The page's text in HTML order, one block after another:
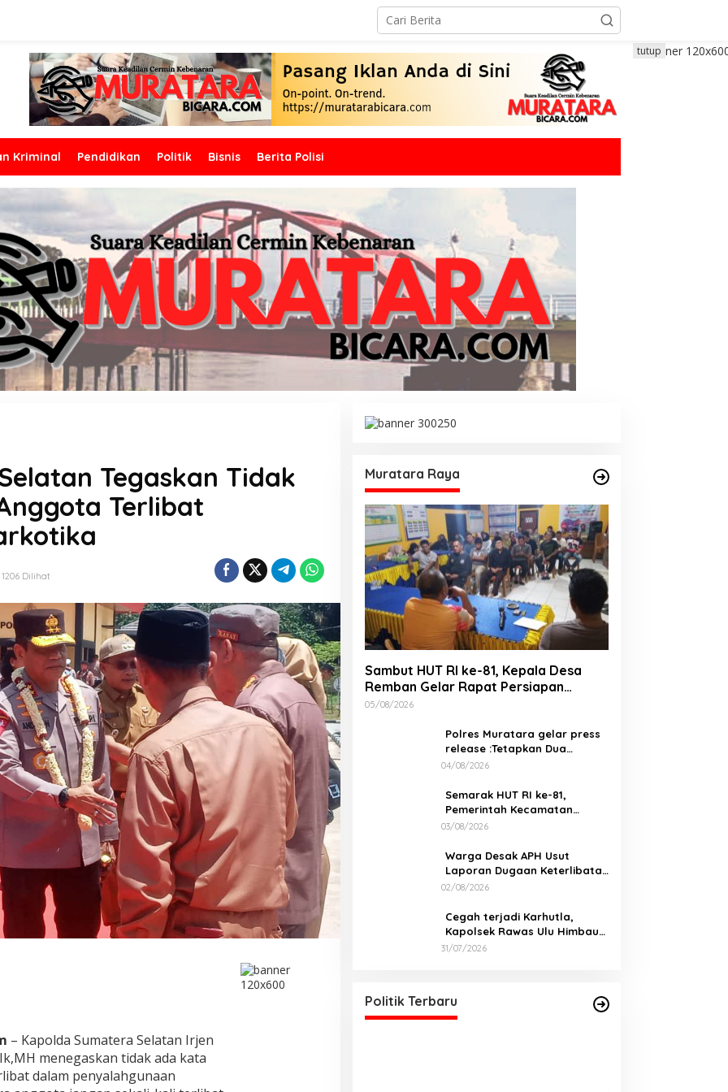
Kriminal Pendidikan Politik Bisnis Berita Polisi
tutup
Tegaskan Tidak
Terlibat
1206 Dilihat
– Kapolda Sumatera Selatan Irjen
menegaskan tidak ada kata
dalam penyalahgunaan
Muratara Raya
Sambut HUT RI ke-81, Kepala Desa
Remban Gelar Rapat Persiapan
Bersama Panitia
05/08/2026
Polres Muratara gelar press
release :Tetapkan Dua
Direktur Jadi Tersangka
ALS dan Tangki BBM Tewaskan
19 Orang
04/08/2026
Semarak HUT RI ke-81,
Pemerintah Kecamatan
Rawas Ulu Gelar Berbagai
03/08/2026
Warga Desak APH Usut
Laporan Dugaan Keterlibatan
Oknum Lurah Muara Kulam
02/08/2026
Cegah terjadi Karhutla,
Kapolsek Rawas Ulu Himbau
Warga Desa Sungai Kijang
31/07/2026
Politik Terbaru
DPRD Musi Rawas Utara Gelar
Paripurna LKPJ Tahun 2025
Santun Dan Bersahabat
Di Politik, Sumsel |